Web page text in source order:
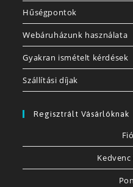
Hűségpontok
Webáruházunk használata
Gyakran ismételt kérdések
Szállítási díjak
Regisztrált Vásárlóknak